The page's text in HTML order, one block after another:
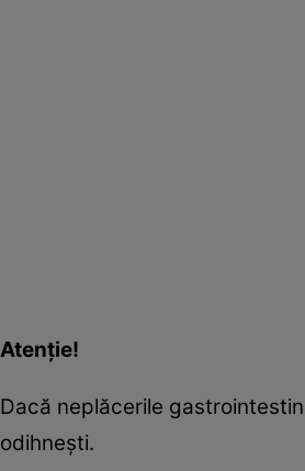
Atenţie!
Dacă neplăcerile
odihneşti.